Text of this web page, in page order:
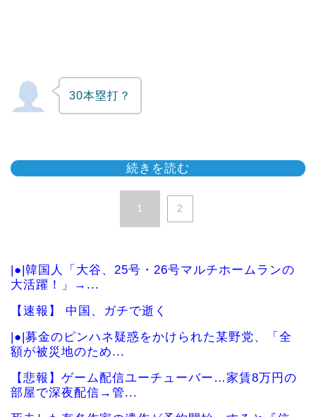
30本塁打？
続きを読む
1 2
|●|韓国人「大谷、25号・26号マルチホームランの
大活躍！」→...
【速報】 中国、ガチで逝く
|●|募金のピンハネ疑惑をかけられた某野党、「全
額が被災地のため...
【悲報】ゲーム配信ユーチューバー…家賃8万円の
部屋で深夜配信→管...